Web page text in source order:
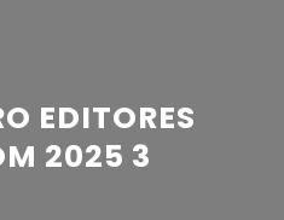
EDITORES
2025 3